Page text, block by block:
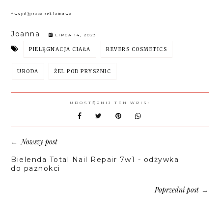
*współpraca reklamowa
Joanna LIPCA 14, 2023
PIELĘGNACJA CIAŁA REVERS COSMETICS
URODA ŻEL POD PRYSZNIC
UDOSTĘPNIJ TEN WPIS:
←Nowszy post
Bielenda Total Nail Repair 7w1 - odżywka
do paznokci
Poprzedni post→